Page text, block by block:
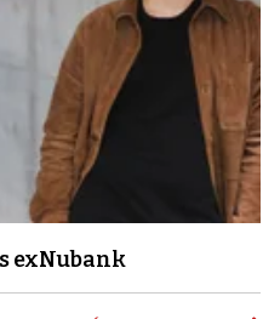
exNubank